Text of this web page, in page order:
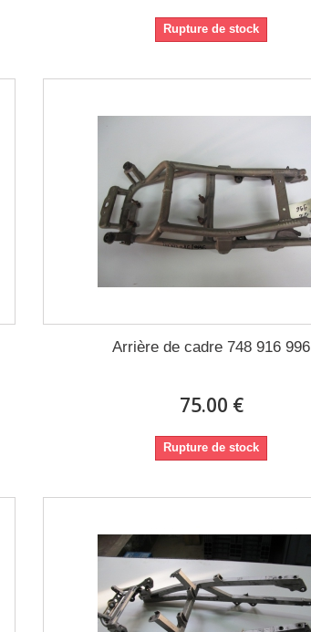
Rupture de stock
Arrière de cadre 748 916 996
75.00 €
Rupture de stock